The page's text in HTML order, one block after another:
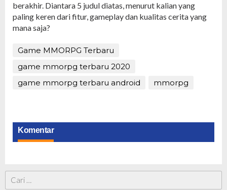
berakhir. Diantara 5 judul diatas, menurut kalian yang
paling keren dari fitur, gameplay dan kualitas cerita yang
mana saja?
Game MMORPG Terbaru
game mmorpg terbaru 2020
game mmorpg terbaru android
mmorpg
Komentar
Cari
untuk: